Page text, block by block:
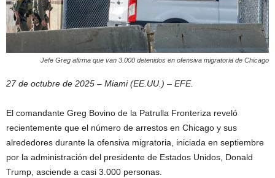
Jefe Greg afirma que van 3.000 detenidos en ofensiva migratoria de Chicago
27 de octubre de 2025 – Miami (EE.UU.) – EFE.
El comandante Greg Bovino de la Patrulla Fronteriza reveló
recientemente que el número de arrestos en Chicago y sus
alrededores durante la ofensiva migratoria, iniciada en septiembre
por la administración del presidente de Estados Unidos, Donald
Trump, asciende a casi 3.000 personas.